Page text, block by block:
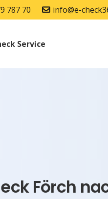
787 70 info@e-
Service
Förch